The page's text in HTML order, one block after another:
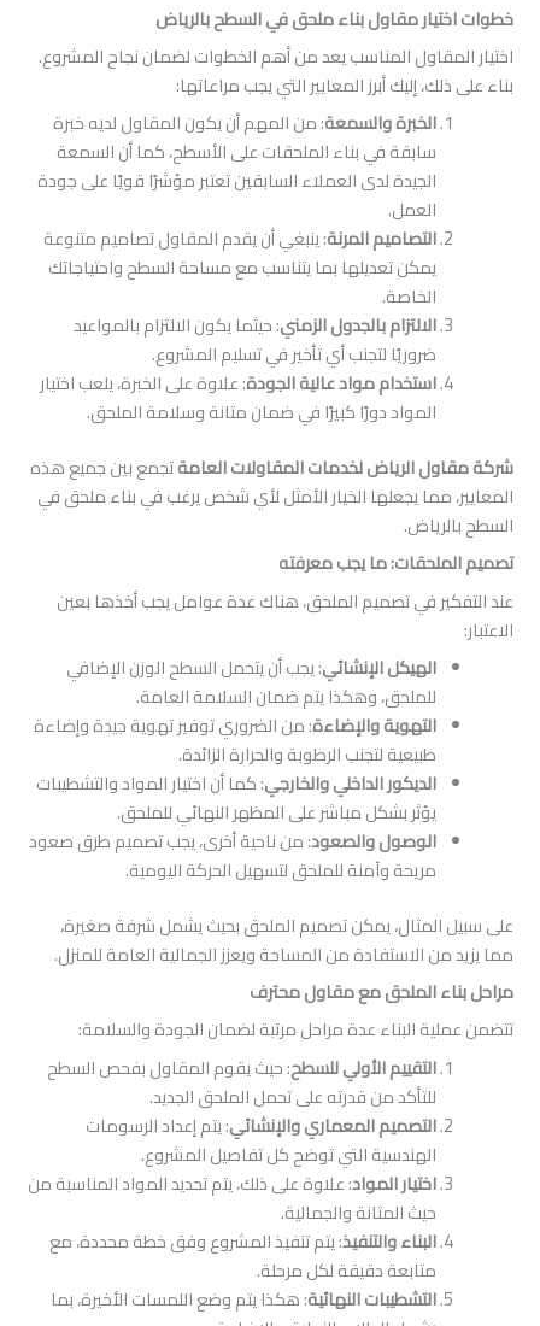
مقاول بناء ملحق في السطح بالرياض
المناسب يعد من أهم الخطوات لضمان نجاح المشروع.
إليك أبرز المعايير التي يجب مراعاتها:
الخبرة والسمعة: من المهم أن يكون المقاول لديه خبرة
سابقة في بناء الملحقات على الأسطح، كما أن السمعة
الجيدة لدى العملاء السابقين تعتبر مؤشرًا قويًا على جودة
التصاميم المرنة: ينبغي أن يقدم المقاول تصاميم متنوعة
يمكن تعديلها بما يتناسب مع مساحة السطح واحتياجاتك
الالتزام بالجدول الزمني: حيثما يكون الالتزام بالمواعيد
ضروريًا لتجنب أي تأخير في تسليم المشروع.
استخدام مواد عالية الجودة: علاوة على الخبرة، يلعب اختيار
المواد دورًا كبيرًا في ضمان متانة وسلامة الملحق.
الرياض لخدمات المقاولات العامةتجمع بين جميع هذه
يجعلها الخيار الأمثل لأي شخص يرغب في بناء ملحق في
ما يجب معرفته
في تصميم الملحق، هناك عدة عوامل يجب أخذها بعين
الهيكل الإنشائي: يجب أن يتحمل السطح الوزن الإضافي
للملحق، وهكذا يتم ضمان السلامة العامة.
التهوية والإضاءة: من الضروري توفير تهوية جيدة وإضاءة
طبيعية لتجنب الرطوبة والحرارة الزائدة.
الديكور الداخلي والخارجي: كما أن اختيار المواد والتشطيبات
يؤثر بشكل مباشر على المظهر النهائي للملحق.
الوصول والصعود: من ناحية أخرى، يجب تصميم طرق صعود
مريحة وآمنة للملحق لتسهيل الحركة اليومية.
يمكن تصميم الملحق بحيث يشمل شرفة صغيرة،
الاستفادة من المساحة ويعزز الجمالية العامة للمنزل.
الملحق مع مقاول محترف
البناء عدة مراحل مرتبة لضمان الجودة والسلامة:
التقييم الأولي للسطح: حيث يقوم المقاول بفحص السطح
للتأكد من قدرته على تحمل الملحق الجديد.
التصميم المعماري والإنشائي: يتم إعداد الرسومات
الهندسية التي توضح كل تفاصيل المشروع.
: علاوة على ذلك، يتم تحديد المواد المناسبة من
حيث المتانة والجمالية.
البناء والتنفيذ: يتم تنفيذ المشروع وفق خطة محددة، مع
متابعة دقيقة لكل مرحلة.
التشطيبات النهائية: هكذا يتم وضع اللمسات الأخيرة، بما